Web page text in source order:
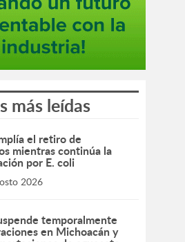
más leídas
el retiro de
mientras continúa la
por E. coli
2026
temporalmente
en Michoacán y